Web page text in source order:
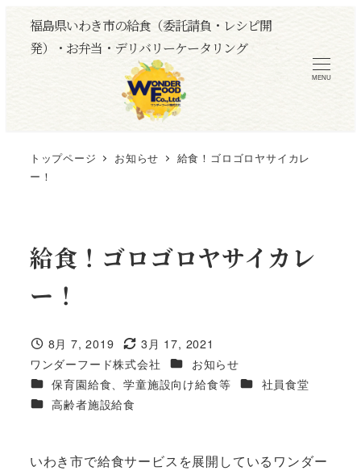
福島県いわき市の給食（委託請負・レシピ開
発）・お弁当・デリバリーケータリング
MENU
トップページ お知らせ
給食！ゴロゴロヤサイカレ
ー！
給食！ゴロゴロヤサイカレ
ー！
投稿日
8月 7, 2019
更新日
3月 17, 2021
著
者
ワンダーフード株式会社 カテゴリー
お知らせ
カテゴリー
保育園給食、学童施設向け給食等 カテゴリー
社員食堂
カテゴリー
高齢者施設給食
いわき市で給食サービスを展開しているワンダー